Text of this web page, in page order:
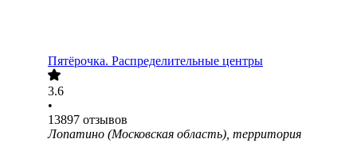
Пятёрочка. Распределительные центры
3.6
•
13897 отзывов
Лопатино (Московская область), территория